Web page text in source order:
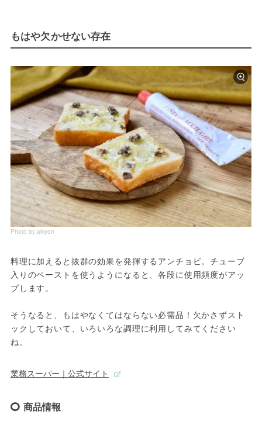
もはや欠かせない存在
Photo by akiyon
料理に加えると抜群の効果を発揮するアンチョビ。チューブ
入りのペーストを使うようになると、各段に使用頻度がアッ
プします。
そうなると、もはやなくてはならない必需品！欠かさずスト
ックしておいて、いろいろな調理に利用してみてください
ね。
業務スーパー｜公式サイト
商品情報